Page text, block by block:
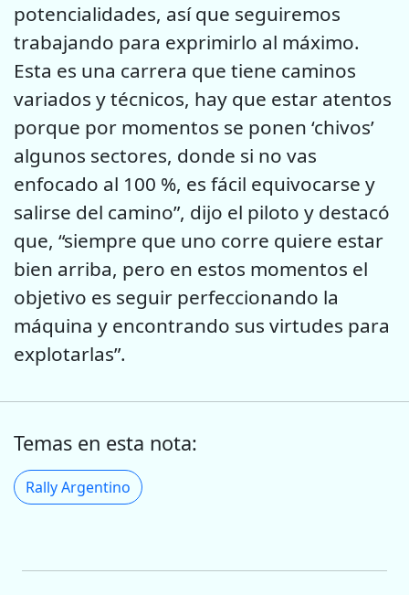
potencialidades, así que seguiremos
trabajando para exprimirlo al máximo.
Esta es una carrera que tiene caminos
variados y técnicos, hay que estar atentos
porque por momentos se ponen ‘chivos’
algunos sectores, donde si no vas
enfocado al 100 %, es fácil equivocarse y
salirse del camino”, dijo el piloto y destacó
que, “siempre que uno corre quiere estar
bien arriba, pero en estos momentos el
objetivo es seguir perfeccionando la
máquina y encontrando sus virtudes para
explotarlas”.
Temas en esta nota:
Rally Argentino